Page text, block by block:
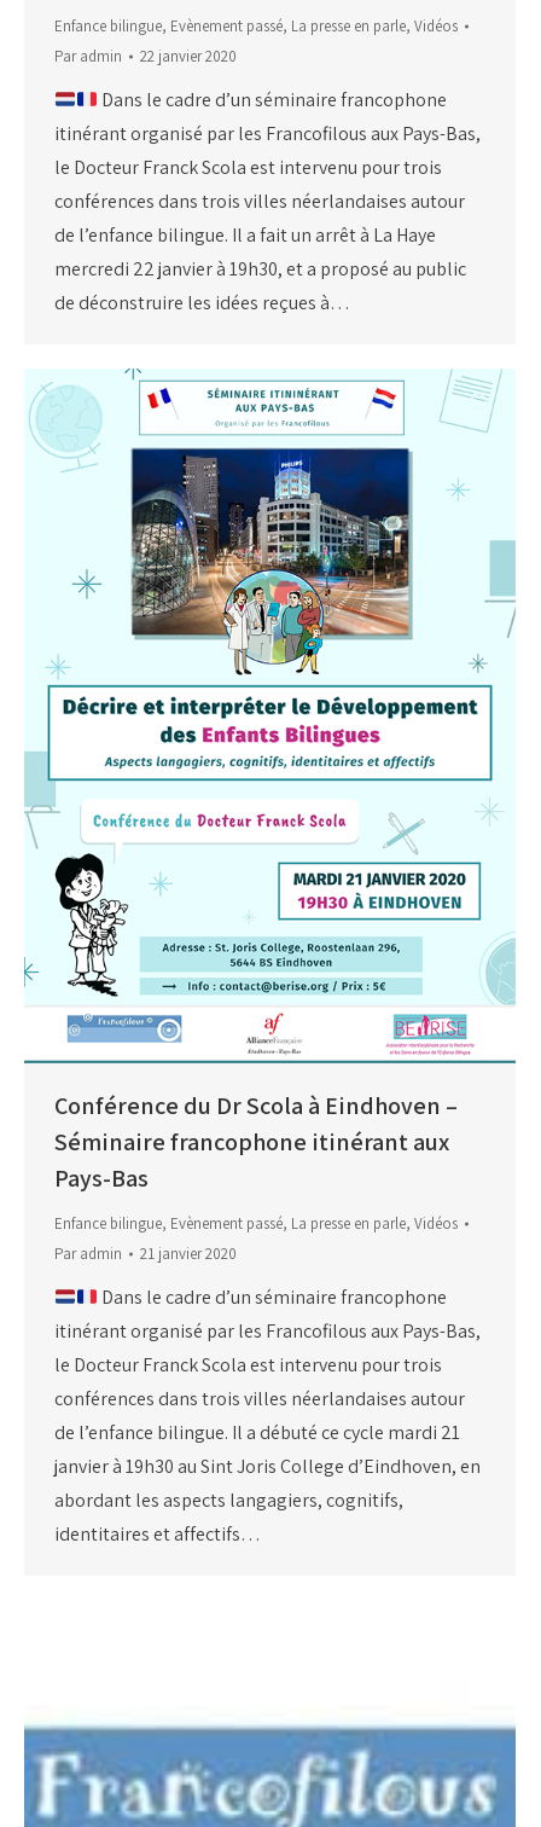
Enfance bilingue, Evènement passé, La presse en parle, Vidéos
Paradmin 22 janvier 2020
Dans le cadre d’un séminaire francophone
itinérant organisé par les Francofilous aux Pays-Bas,
le Docteur Franck Scola est intervenu pour trois
conférences dans trois villes néerlandaises autour
de l’enfance bilingue. Il a fait un arrêt à La Haye
mercredi 22 janvier à 19h30, et a proposé au public
de déconstruire les idées reçues à…
Conférence du Dr Scola à Eindhoven –
Séminaire francophone itinérant aux
Pays-Bas
Enfance bilingue, Evènement passé, La presse en parle, Vidéos
Paradmin 21 janvier 2020
Dans le cadre d’un séminaire francophone
itinérant organisé par les Francofilous aux Pays-Bas,
le Docteur Franck Scola est intervenu pour trois
conférences dans trois villes néerlandaises autour
de l’enfance bilingue. Il a débuté ce cycle mardi 21
janvier à 19h30 au Sint Joris College d’Eindhoven, en
abordant les aspects langagiers, cognitifs,
identitaires et affectifs…